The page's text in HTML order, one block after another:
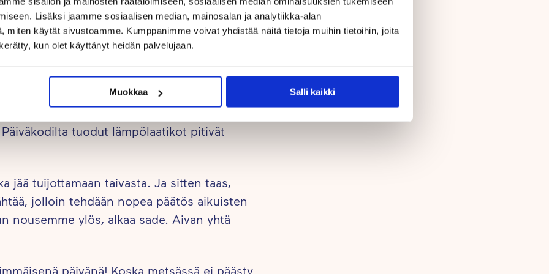
Lisäksi jaamme sosiaalisen median, mainosalan ja analytiikka-alan
miten käytät sivustoamme. Kumppanimme voivat yhdistää näitä tietoja muihin tietoihin, joita
kun olet käyttänyt heidän palvelujaan.
Muokkaa Salli kaikki
tuodut lämpölaatikot pitivät
jää tuijottamaan taivasta. Ja sitten taas,
jolloin tehdään nopea päätös aikuisten
nousemme ylös, alkaa sade. Aivan yhtä
päivänä! Koska metsässä ei päästy